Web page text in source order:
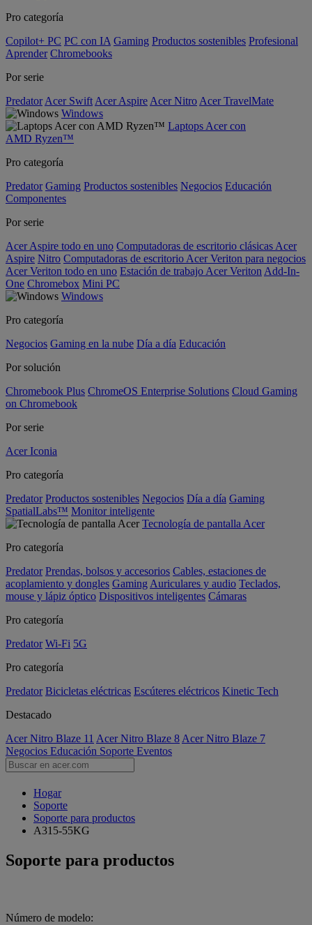
Pro categoría
Copilot+ PC PC con IA Gaming Productos sostenibles Profesional
Aprender Chromebooks
Por serie
Predator Acer Swift Acer Aspire Acer Nitro Acer TravelMate
Windows
Laptops Acer con
AMD Ryzen™
Pro categoría
Predator Gaming Productos sostenibles Negocios Educación
Componentes
Por serie
Acer Aspire todo en uno Computadoras de escritorio clásicas Acer
Aspire Nitro Computadoras de escritorio Acer Veriton para negocios
Acer Veriton todo en uno Estación de trabajo Acer Veriton Add-In-
One Chromebox Mini PC
Windows
Pro categoría
Negocios Gaming en la nube Día a día Educación
Por solución
Chromebook Plus ChromeOS Enterprise Solutions Cloud Gaming
on Chromebook
Por serie
Acer Iconia
Pro categoría
Predator Productos sostenibles Negocios Día a día Gaming
SpatialLabs™ Monitor inteligente
Tecnología de pantalla Acer
Pro categoría
Predator Prendas, bolsos y accesorios Cables, estaciones de
acoplamiento y dongles Gaming Auriculares y audio Teclados,
mouse y lápiz óptico Dispositivos inteligentes Cámaras
Pro categoría
Predator Wi-Fi 5G
Pro categoría
Predator Bicicletas eléctricas Escúteres eléctricos Kinetic Tech
Destacado
Acer Nitro Blaze 11 Acer Nitro Blaze 8 Acer Nitro Blaze 7
Negocios Educación Soporte Eventos
Hogar
Soporte
Soporte para productos
A315-55KG
Soporte para productos
Número de modelo: